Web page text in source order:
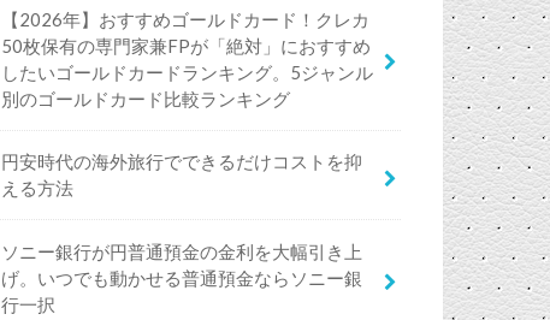
【2026年】おすすめゴールドカード！クレカ
50枚保有の専門家兼FPが「絶対」におすすめ
したいゴールドカードランキング。5ジャンル
別のゴールドカード比較ランキング
円安時代の海外旅行でできるだけコストを抑
える方法
ソニー銀行が円普通預金の金利を大幅引き上
げ。いつでも動かせる普通預金ならソニー銀
行一択